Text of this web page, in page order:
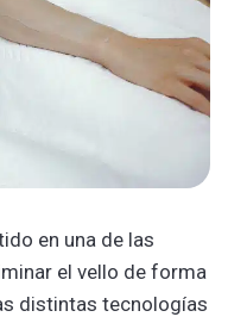
en una de las
el vello de forma
distintas tecnologías